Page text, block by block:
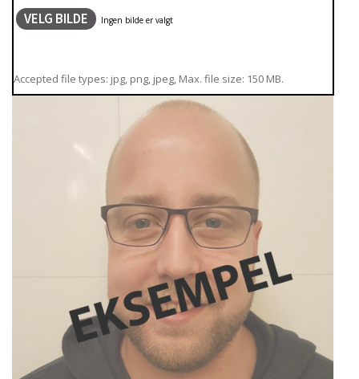
VELG BILDE
Accepted file types: jpg, png, jpeg, Max. file size: 150 MB.